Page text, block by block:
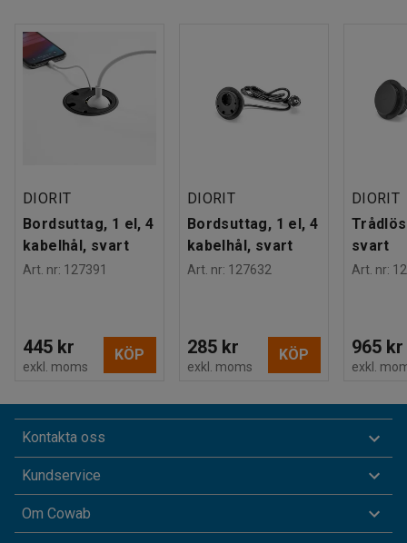
DIORIT
Bordsuttag, 1 el, 4
kabelhål, svart
Art. nr: 127391
445 kr
exkl. moms
KÖP
DIORIT
Bordsuttag, 1 el, 4
kabelhål, svart
Art. nr: 127632
285 kr
exkl. moms
KÖP
DIORIT
svart
Art. nr:
965 kr
exkl.
Kontakta oss
Kundservice
Om Cowab